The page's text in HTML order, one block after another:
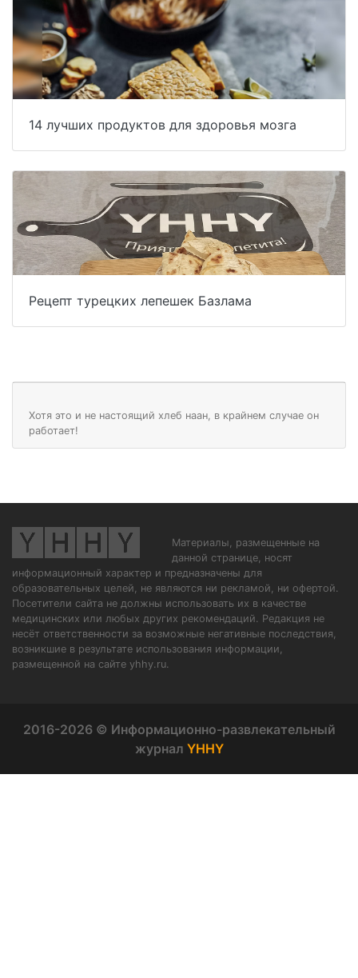
14 лучших продуктов для здоровья мозга
Рецепт турецких лепешек Базлама
Хотя это и не настоящий хлеб наан, в крайнем случае он
работает!
Материалы, размещенные на
данной странице, носят
информационный характер и предназначены для
образовательных целей, не являются ни рекламой, ни офертой.
Посетители сайта не должны использовать их в качестве
медицинских или любых других рекомендаций. Редакция не
несёт ответственности за возможные негативные последствия,
возникшие в результате использования информации,
размещенной на сайте yhhy.ru.
2016-2026 © Информационно-развлекательный
журнал YHHY